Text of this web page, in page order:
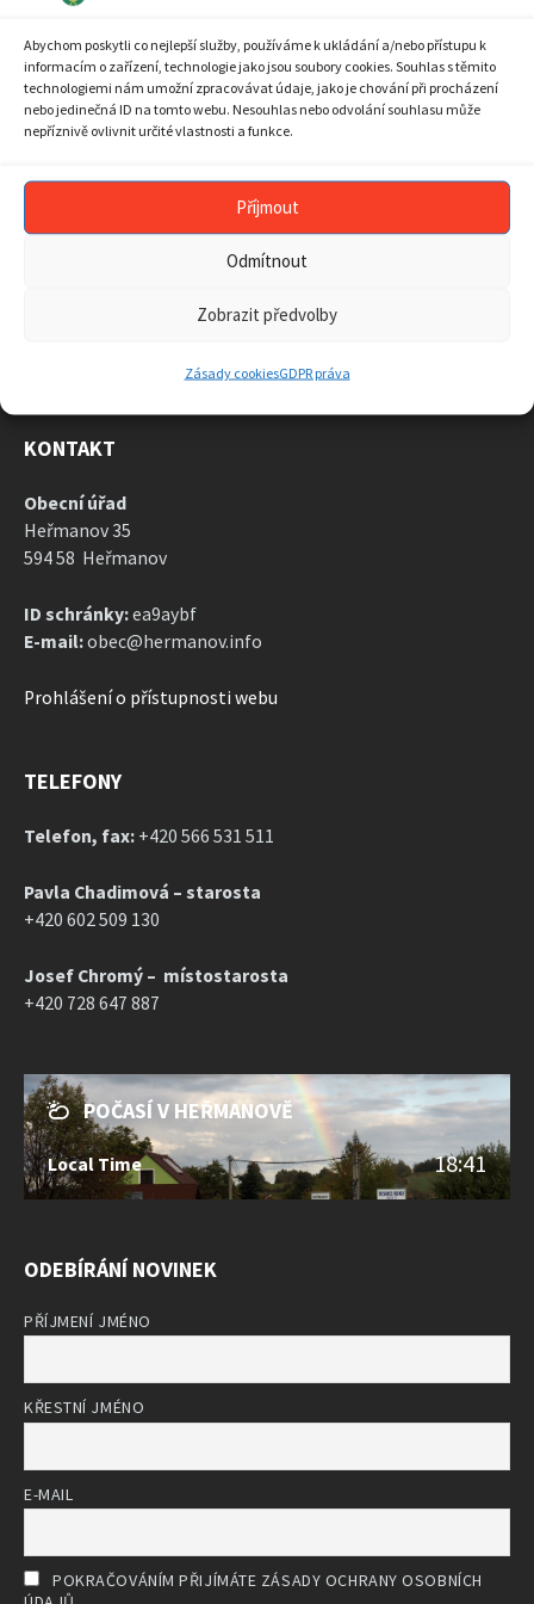
Abychom poskytli co nejlepší služby, používáme k ukládání a/nebo přístupu k
informacím o zařízení, technologie jako jsou soubory cookies. Souhlas s těmito
technologiemi nám umožní zpracovávat údaje, jako je chování při procházení
nebo jedinečná ID na tomto webu. Nesouhlas nebo odvolání souhlasu může
nepříznivě ovlivnit určité vlastnosti a funkce.
Příjmout
Odmítnout
Zobrazit předvolby
Zásady cookiesGDPR práva
17
18 19 20 21 22
23
24
25 26 27 28 29
30
31
1 2 3
to
ARCHIV AKTUALIT
KONTAKT
Obecní úřad
Heřmanov 35
594 58 Heřmanov
ID schránky:ea9aybf
E-mail:obec@hermanov.info
Prohlášení o přístupnosti webu
TELEFONY
Telefon, fax: +420 566 531 511
Pavla Chadimová – starosta
+420 602 509 130
Josef Chromý – místostarosta
+420 728 647 887
POČASÍ V HEŘMANOVĚ
Local Time 18:41
ODEBÍRÁNÍ NOVINEK
PŘÍJMENÍ JMÉNO
KŘESTNÍ JMÉNO
E-MAIL
POKRAČOVÁNÍM PŘIJÍMÁTE ZÁSADY OCHRANY OSOBNÍCH